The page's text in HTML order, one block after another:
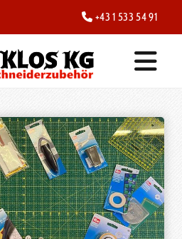
 +43 1 533 54 91